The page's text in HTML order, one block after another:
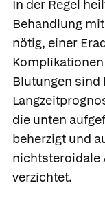
In der Regel
Behandlung
nötig, einer
Blutungen sind
die unten
beherzigt und
nichtsteroidale
verzichtet.